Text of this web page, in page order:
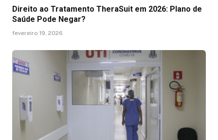
Direito ao Tratamento TheraSuit em 2026: Plano de
Saúde Pode Negar?
fevereiro 19, 2026